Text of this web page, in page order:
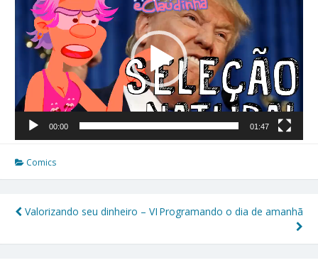
vídeo
00:00 01:47
Comics
de
Valorizando seu dinheiro – VI Programando o dia de amanhã